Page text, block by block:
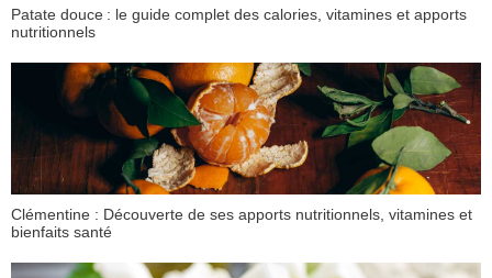
Patate douce : le guide complet des calories, vitamines et apports
nutritionnels
Clémentine : Découverte de ses apports nutritionnels, vitamines et
bienfaits santé